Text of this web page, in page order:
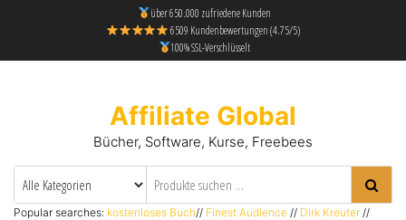
über 650.000 zufriedene Kunden
6509 Kundenbewertungen (4.75/5)
100% SSL-Verschlüsselt
Affiliate Global
Bücher, Software, Kurse, Freebees
Popular searches: kostenloses Buch// Finest Audience // Dirk Kreuter //